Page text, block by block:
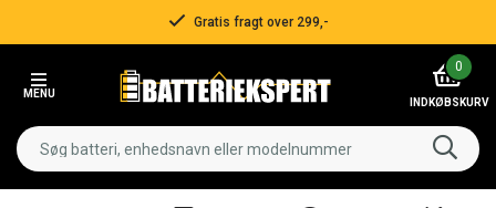
Gratis fragt over 299,-
MENU
0
INDKØBSKURV